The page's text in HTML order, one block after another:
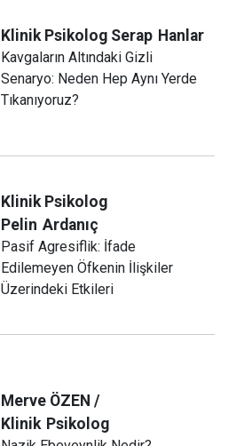
Klinik Psikolog Serap Hanlar
Kavgaların Altındaki Gizli
Senaryo: Neden Hep Aynı Yerde
Tıkanıyoruz?
Klinik Psikolog
Pelin Ardanıç
Pasif Agresiflik: İfade
Edilemeyen Öfkenin İlişkiler
Üzerindeki Etkileri
Merve ÖZEN /
Klinik Psikolog